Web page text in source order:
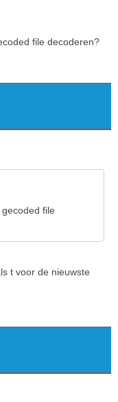
file decoderen?
file
t voor de nieuwste